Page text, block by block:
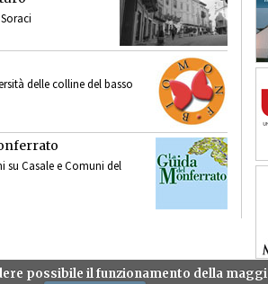
delle colline del basso
su Casale e Comuni del
possibile il funzionamento della